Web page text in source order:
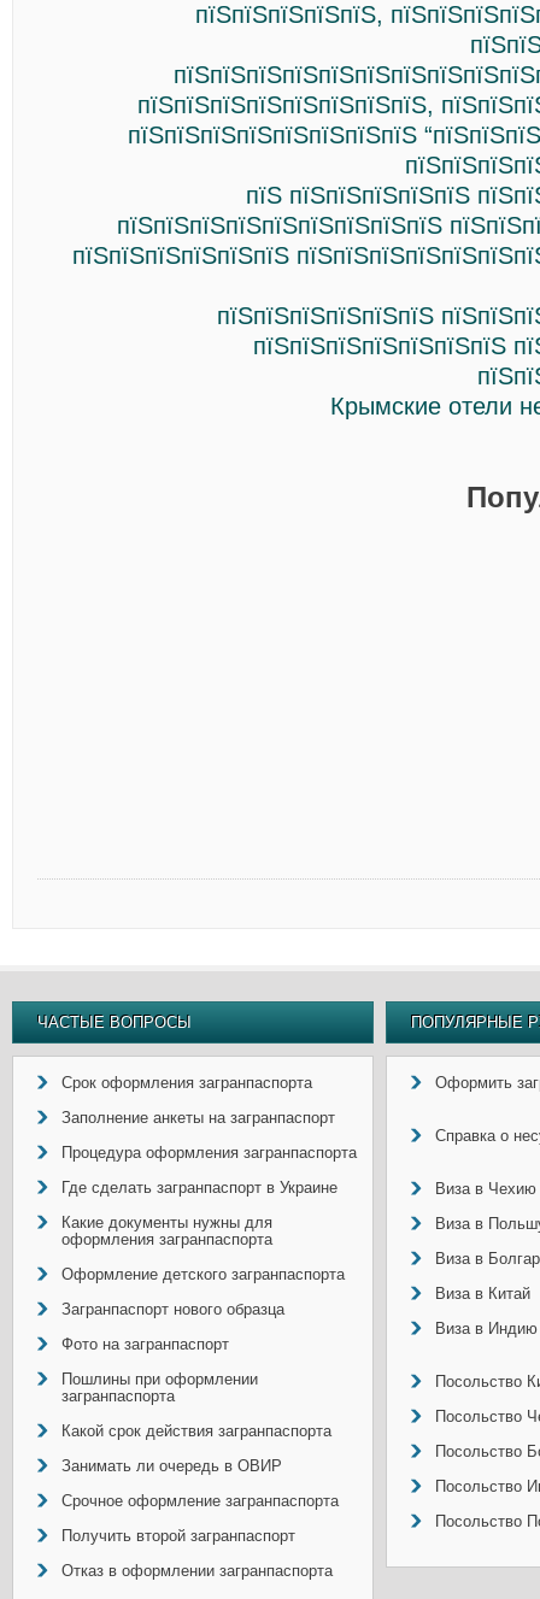
пїЅпїЅпїЅпїЅпїЅ,
пїЅпїЅпїЅпїЅпїЅпїЅпїЅпїЅ,
пїЅпїЅпїЅпїЅпїЅпїЅпїЅпїЅ
пїЅ пїЅпїЅпїЅпїЅпїЅ
пїЅпїЅпїЅпїЅпїЅпїЅпїЅпїЅпїЅ
пїЅпїЅпїЅпїЅпїЅпїЅ
пїЅпїЅпїЅпїЅпїЅпїЅ
пїЅпїЅпїЅпїЅпїЅпїЅпїЅ
Крымские отели
ЧАСТЫЕ ВОПРОСЫ
Срок оформления загранпаспорта
Заполнение анкеты на загранпаспорт
Процедура оформления загранпаспорта
Где сделать загранпаспорт в Украине
Какие документы нужны для
оформления загранпаспорта
Оформление детского загранпаспорта
Загранпаспорт нового образца
Фото на загранпаспорт
Пошлины при оформлении
загранпаспорта
Какой срок действия загранпаспорта
Занимать ли очередь в ОВИР
Срочное оформление загранпаспорта
Получить второй загранпаспорт
Отказ в оформлении загранпаспорта
ПОПУЛЯРНЫЕ
Оформить
Справка о
Виза в Чехию
Виза в
Виза в
Виза в Китай
Виза в Индию
Посольство
Посольство
Посольство
Посольство
Посольство